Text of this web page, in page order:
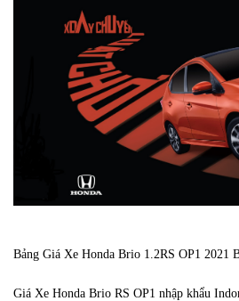
Bảng Giá Xe Honda Brio 1.2RS OP1 2021
Giá Xe Honda Brio RS OP1 nhập khẩu